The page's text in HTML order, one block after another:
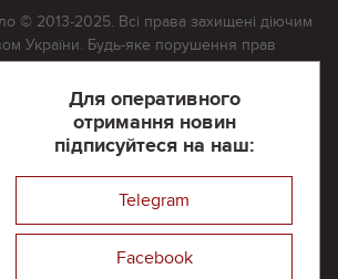
Для оперативного
отримання новин
підписуйтеся на наш:
Telegram
Facebook
© 2013-2025. Всі права захищені діючим
України. Будь-яке порушення прав
судовому порядку. Будь-яке відтворення
тільки з письмово дозволу редакції.
достовірність усіх матеріалів, розміщених
які містять посилання на інші
або інтернет-видання, несе редакційна
пошта:
Реклама на сайті